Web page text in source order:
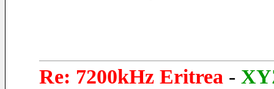
Re: 7200kHz Eritrea -